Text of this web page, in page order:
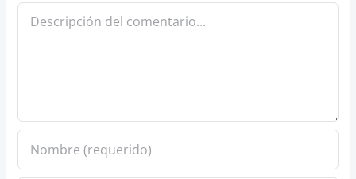
Comentario